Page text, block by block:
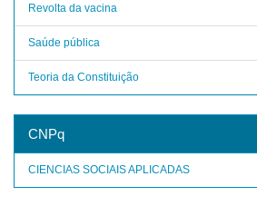
Revolta da vacina
Saúde pública
Teoria da Constituição
CNPq
CIENCIAS SOCIAIS APLICADAS